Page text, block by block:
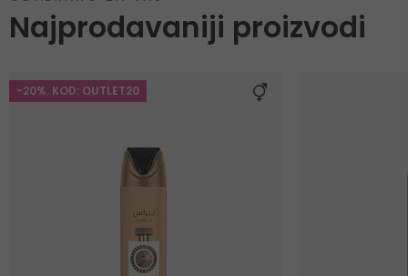
Najprodavaniji proizvodi
-20%. KOD: OUTLET20